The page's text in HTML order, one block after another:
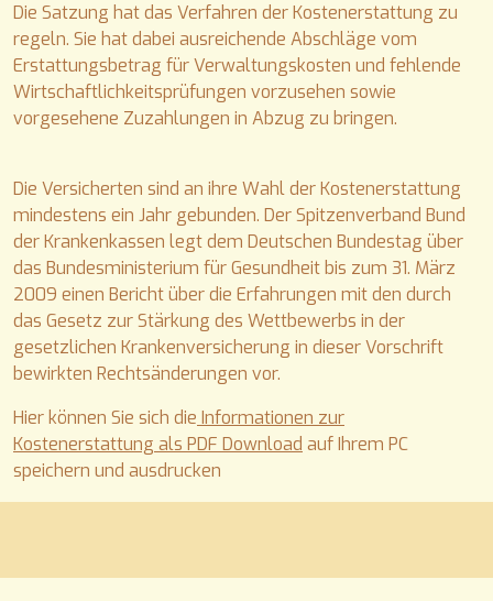
Die Satzung hat das Verfahren der Kostenerstattung zu
regeln. Sie hat dabei ausreichende Abschläge vom
Erstattungsbetrag für Verwaltungskosten und fehlende
Wirtschaftlichkeitsprüfungen vorzusehen sowie
vorgesehene Zuzahlungen in Abzug zu bringen.
Die Versicherten sind an ihre Wahl der Kostenerstattung
mindestens ein Jahr gebunden. Der Spitzenverband Bund
der Krankenkassen legt dem Deutschen Bundestag über
das Bundesministerium für Gesundheit bis zum 31. März
2009 einen Bericht über die Erfahrungen mit den durch
das Gesetz zur Stärkung des Wettbewerbs in der
gesetzlichen Krankenversicherung in dieser Vorschrift
bewirkten Rechtsänderungen vor.
Hier können Sie sich die Informationen zur
Kostenerstattung als PDF Download auf Ihrem PC
speichern und ausdrucken